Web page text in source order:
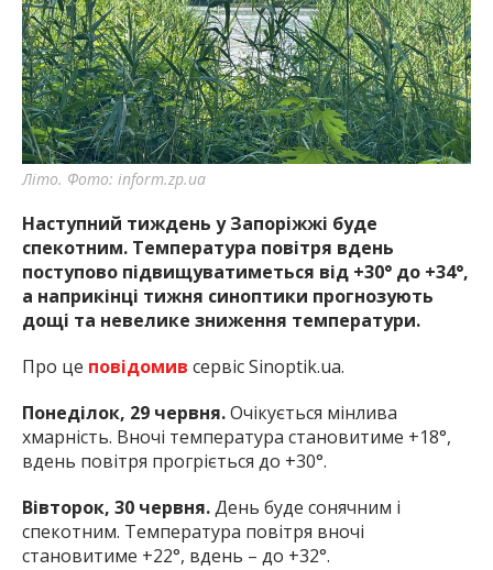
найважливішу інформацію про події
міста Запоріжжя та області.
Літо. Фото: inform.zp.ua
Наступний тиждень у Запоріжжі буде
спекотним. Температура повітря вдень
поступово підвищуватиметься від +30° до +34°,
а наприкінці тижня синоптики прогнозують
дощі та невелике зниження температури.
Про це повідомив сервіс Sinoptik.ua.
Понеділок, 29 червня.Очікується мінлива
хмарність. Вночі температура становитиме +18°,
вдень повітря прогріється до +30°.
Вівторок, 30 червня.День буде сонячним і
спекотним. Температура повітря вночі
становитиме +22°, вдень – до +32°.